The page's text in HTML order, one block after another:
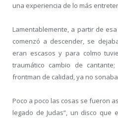
una experiencia de lo más
Lamentablemente, a partir de
comenzó a descender, se
eran escasos y para colmo
traumático cambio de
frontman de calidad, ya no
Poco a poco las cosas se fueron
legado de Judas”, un disco que